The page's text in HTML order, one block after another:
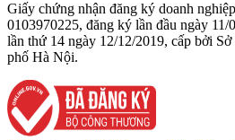
Giấy chứng nhận đăng ký doanh
0103970225, đăng ký lần đầu ngày
lần thứ 14 ngày 12/12/2019, cấp bởi
phố Hà Nội.